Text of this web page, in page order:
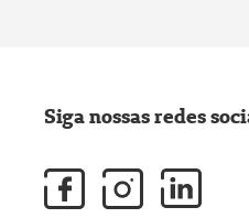
Siga nossas redes